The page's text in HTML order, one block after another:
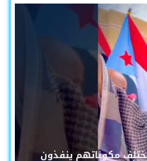
مكوناتهم ينفذون